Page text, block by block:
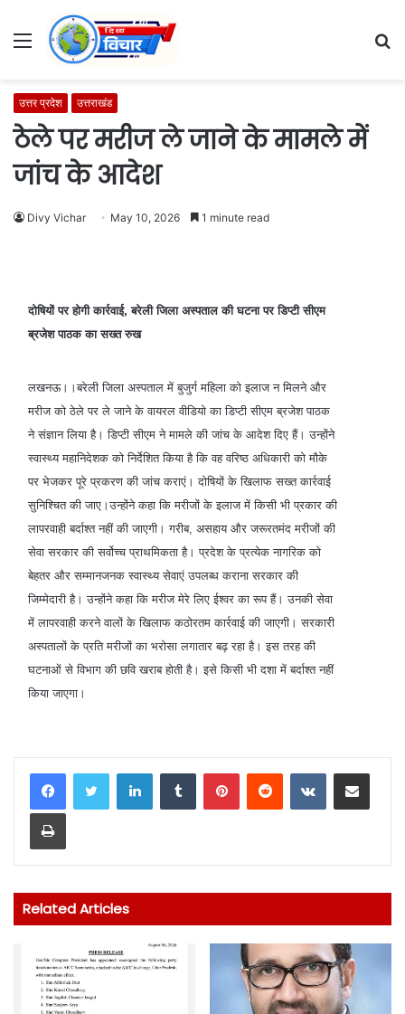
Menu
उत्तर प्रदेश उत्तराखंड
ठेले पर मरीज ले जाने के मामले में
जांच के आदेश
Divy Vichar May 10, 2026 1 minute read
दोषियों पर होगी कार्रवाई, बरेली जिला अस्पताल की घटना पर डिप्टी सीएम
ब्रजेश पाठक का सख्त रुख
लखनऊ।।बरेली जिला अस्पताल में बुजुर्ग महिला को इलाज न मिलने और
मरीज को ठेले पर ले जाने के वायरल वीडियो का डिप्टी सीएम ब्रजेश पाठक
ने संज्ञान लिया है। डिप्टी सीएम ने मामले की जांच के आदेश दिए हैं। उन्होंने
स्वास्थ्य महानिदेशक को निर्देशित किया है कि वह वरिष्ठ अधिकारी को मौके
पर भेजकर पूरे प्रकरण की जांच कराएं। दोषियों के खिलाफ सख्त कार्रवाई
सुनिश्चित की जाए।उन्होंने कहा कि मरीजों के इलाज में किसी भी प्रकार की
लापरवाही बर्दाश्त नहीं की जाएगी। गरीब, असहाय और जरूरतमंद मरीजों की
सेवा सरकार की सर्वोच्च प्राथमिकता है। प्रदेश के प्रत्येक नागरिक को
बेहतर और सम्मानजनक स्वास्थ्य सेवाएं उपलब्ध कराना सरकार की
जिम्मेदारी है। उन्होंने कहा कि मरीज मेरे लिए ईश्वर का रूप हैं। उनकी सेवा
में लापरवाही करने वालों के खिलाफ कठोरतम कार्रवाई की जाएगी। सरकारी
अस्पतालों के प्रति मरीजों का भरोसा लगातार बढ़ रहा है। इस तरह की
घटनाओं से विभाग की छवि खराब होती है। इसे किसी भी दशा में बर्दाश्त नहीं
किया जाएगा।
LinkedInTumblr PinterestReddit VKontakteShare via Email
Print
Related Articles